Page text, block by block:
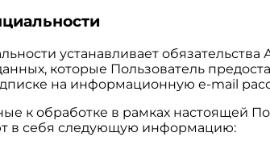
устанавливает
которые Пользователь
на информационную e-mail
к обработке в рамках настоящей
в себя следующую информацию: